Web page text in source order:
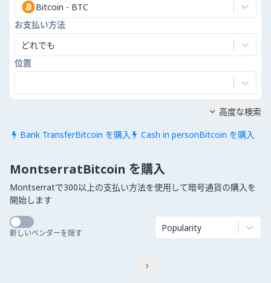
Bitcoin - BTC
お支払い方法
どれでも
位置
 Bank TransferBitcoin を購入  Cash in personBitcoin を購入
 高度な検索
MontserratBitcoin を購入
Montserratで300以上の支払い方法を使用して暗号通貨の購入を
開始します
新しいベンダーを隠す Popularity
